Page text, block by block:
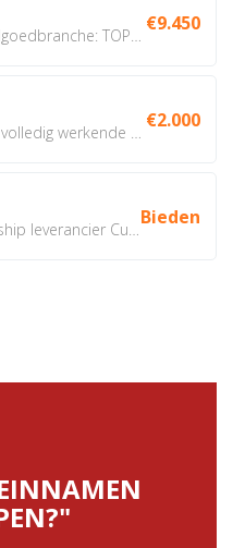
€9.450
€2.000
Bieden